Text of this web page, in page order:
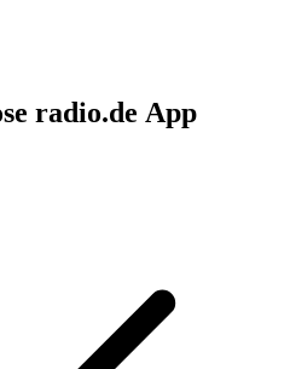
radio.de App